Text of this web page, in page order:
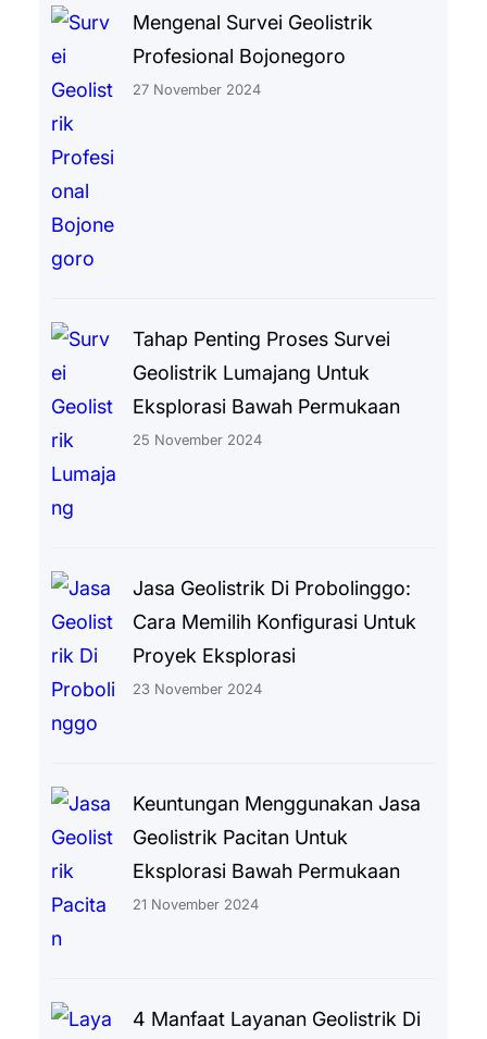
Mengenal Survei Geolistrik
Profesional Bojonegoro
27 November 2024
Tahap Penting Proses Survei
Geolistrik Lumajang Untuk
Eksplorasi Bawah Permukaan
25 November 2024
Jasa Geolistrik Di Probolinggo:
Cara Memilih Konfigurasi Untuk
Proyek Eksplorasi
23 November 2024
Keuntungan Menggunakan Jasa
Geolistrik Pacitan Untuk
Eksplorasi Bawah Permukaan
21 November 2024
4 Manfaat Layanan Geolistrik Di